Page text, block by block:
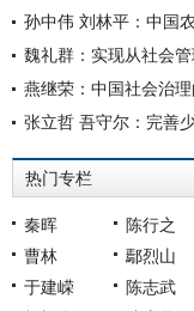
魏礼群：实现从社会
燕继荣：中国社会治
张立哲 吾守尔：完善
热门专栏
秦晖 陈行之
曹林
鄢烈山
于建嵘
陈志武